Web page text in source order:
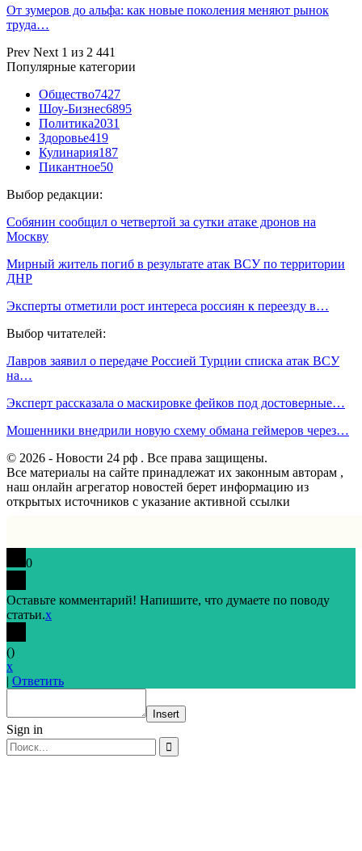
От зумеров до альфа: как новые поколения меняют рынок
труда…
Prev Next 1 из 2 441
Популярные категории
Общество7427
Шоу-Бизнес6895
Политика2031
Здоровье419
Кулинария187
Пикантное50
Выбор редакции:
Собянин сообщил о четвертой за сутки атаке дронов на
Москву
Мирный житель погиб в результате атак ВСУ по территории
ДНР
Эксперты отметили рост интереса россиян к переезду в…
Выбор читателей:
Лавров заявил о передаче Россией Турции списка атак ВСУ
на…
Эксперт рассказала о маскировке фейков под достоверные…
Мошенники внедрили новую схему обмана геймеров через…
© 2026 - Новости 24 рф . Все права защищены.
Все материалы на сайте принадлежат их законным авторам ,
наш онлайн агрегатор новостей берет информацию из
открытых источников с указание активной ссылки
0
Оставьте комментарий! Напишите, что думаете по поводу
статьи.x
()
x
| Ответить
Insert
Sign in